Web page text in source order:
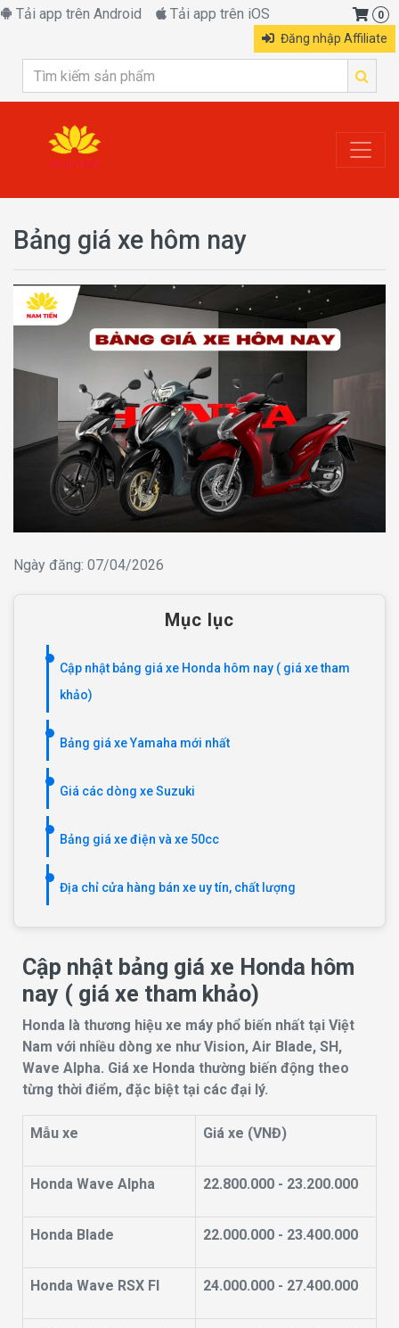
Tải app trên Android Tải app trên iOS
Đăng nhập Affiliate
0
Bảng giá xe hôm nay
Ngày đăng: 07/04/2026
Mục lục
Cập nhật bảng giá xe Honda hôm nay ( giá xe tham
khảo)
Bảng giá xe Yamaha mới nhất
Giá các dòng xe Suzuki
Bảng giá xe điện và xe 50cc
Địa chỉ cửa hàng bán xe uy tín, chất lượng
Cập nhật bảng giá xe Honda hôm
nay ( giá xe tham khảo)
Honda là thương hiệu xe máy phổ biến nhất tại Việt
Nam với nhiều dòng xe như Vision, Air Blade, SH,
Wave Alpha. Giá xe Honda thường biến động theo
từng thời điểm, đặc biệt tại các đại lý.
Mẫu xe Giá xe (VNĐ)
Honda Wave Alpha 22.800.000 - 23.200.000
Honda Blade 22.000.000 - 23.400.000
Honda Wave RSX FI 24.000.000 - 27.400.000